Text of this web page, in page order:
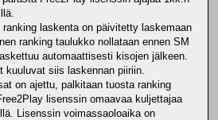
laskenta on päivitetty laskemaan
ranking taulukko nollataan ennen SM
automaattisesti kisojen jälkeen.
siis laskennan piiriin.
on ajettu, palkitaan tuosta ranking
lisenssin omaavaa kuljettajaa
Lisenssin voimassaoloaika on